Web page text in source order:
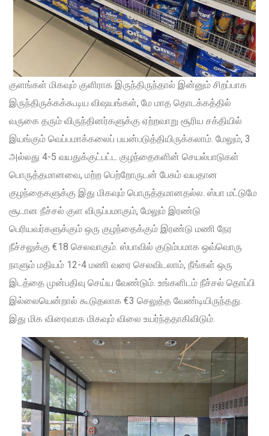
குளங்கள் மிகவும் குளிராக இருந்திருந்தால் இன்னும் சிறப்பாக
இருந்திருக்கக்கூடிய விஷயங்கள், மே மாத தொடக்கத்தில்
வருகை தரும் விருந்தினர்களுக்கு ஏற்றவாறு சூரிய சக்தியில்
இயங்கும் வெப்பமாக்கலைப் பயன்படுத்தியிருக்கலாம். மேலும், 3
அல்லது 4-5 வயதுக்குட்பட்ட குழந்தைகளின் செயல்பாடுகள்
பொருத்தமானவை, மற்ற பெற்றோருடன் பேசும் வயதான
குழந்தைகளுக்கு இது மிகவும் பொருத்தமானதல்ல. ஸ்பா மட்டுமே
சூடான நீச்சல் குள விருப்பமாகும், மேலும் இரண்டு
பெரியவர்களுக்கும் ஒரு குழந்தைக்கும் இரண்டு மணி நேர
நீச்சலுக்கு €18 செலவாகும். ஸ்பாவில் குடும்பமாக ஒவ்வொரு
நாளும் மதியம் 12-4 மணி வரை செலவிடலாம், நீங்கள் ஒரு
இடத்தை முன்பதிவு செய்ய வேண்டும். உங்களிடம் நீச்சல் தொப்பி
இல்லையென்றால் கூடுதலாக €3 செலுத்த வேண்டியிருந்தது.
இது மிக விரைவாக மிகவும் விலை உயர்ந்ததாகிவிடும்.